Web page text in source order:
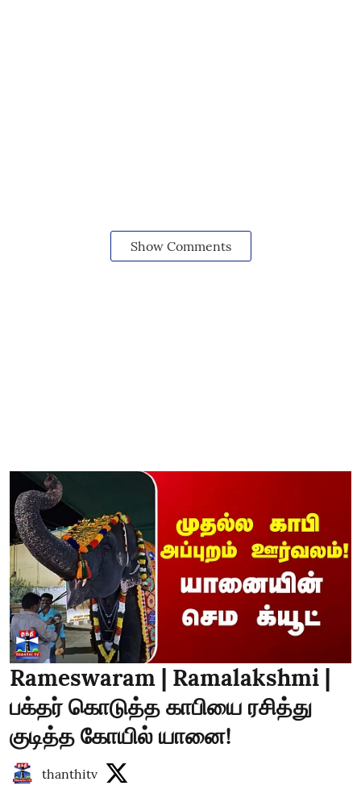
Show Comments
Rameswaram | Ramalakshmi |
பக்தர் கொடுத்த காபியை ரசித்து
குடித்த கோயில் யானை!
thanthitv